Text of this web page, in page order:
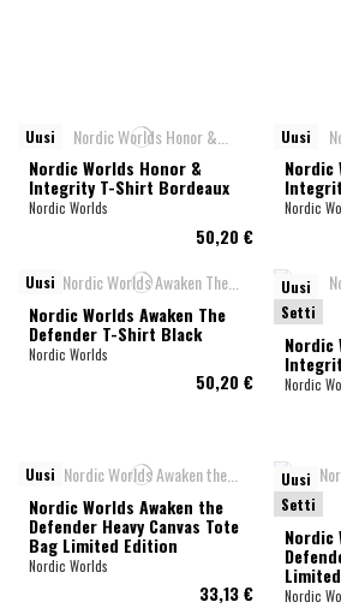
Uusi
Nordic Worlds Honor &
Integrity T-Shirt Bordeaux
Nordic Worlds
50,20 €
Uusi
Nordic
Nordic
Uusi
Nordic Worlds Awaken The
Defender T-Shirt Black
Nordic Worlds
50,20 €
Uusi
Setti
Nordic
Nordic
Uusi
Nordic Worlds Awaken the
Defender Heavy Canvas Tote
Bag Limited Edition
Nordic Worlds
33,13 €
Uusi
Setti
Nordic
Nordic